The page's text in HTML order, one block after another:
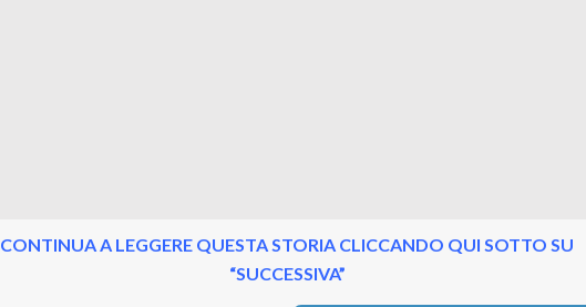
CONTINUA A LEGGERE QUESTA STORIA CLICCANDO QUI SOTTO SU
“SUCCESSIVA”